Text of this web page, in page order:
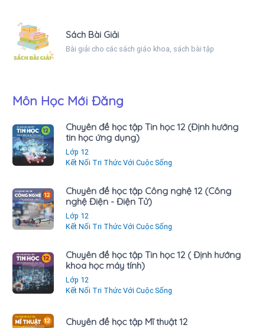
Sách Bài Giải
Bài giải cho các sách giáo khoa, sách bài tập
Môn Học Mới Đăng
Chuyên đề học tập Tin học 12 (Định hướng
tin học ứng dụng)
Lớp 12
Kết Nối Tri Thức Với Cuộc Sống
Chuyên đề học tập Công nghệ 12 (Công
nghệ Điện - Điện Tử)
Lớp 12
Kết Nối Tri Thức Với Cuộc Sống
Chuyên đề học tập Tin học 12 ( Định hướng
khoa học máy tính)
Lớp 12
Kết Nối Tri Thức Với Cuộc Sống
Chuyên đề học tập Mĩ thuật 12